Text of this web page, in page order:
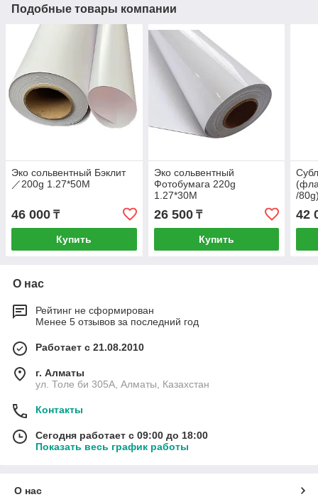
Подобные товары компании
Эко сольвентный Бэклит
／200g 1.27*50M
46 000 ₸
Купить
Эко сольвентный
Фотобумага 220g
1.27*30M
26 500₸
Купить
/
42
О нас
Рейтинг не сформирован
Менее 5 отзывов за последний год
Работает с 21.08.2010
г. Алматы
ул. Толе би 305А, Алматы, Казахстан
Контакты
Сегодня работает с 09:00 до 18:00
Показать весь график работы
О нас